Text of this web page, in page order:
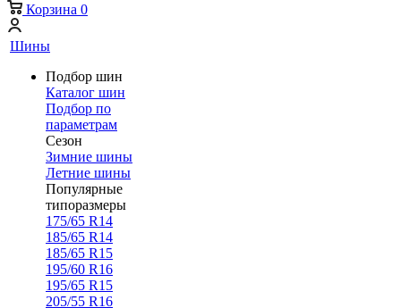
Корзина 0
Шины
Подбор шин
Каталог шин
Подбор по
параметрам
Сезон
Зимние шины
Летние шины
Популярные
типоразмеры
175/65 R14
185/65 R14
185/65 R15
195/60 R16
195/65 R15
205/55 R16